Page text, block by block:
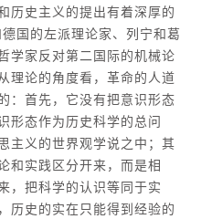
史主义的提出有着深厚的
国的左派理论家、列宁和葛
学家反对第二国际的机械论
理论的角度看，革命的人道
：首先，它没有把意识形态
形态作为历史科学的总问
主义的世界观学说之中；其
和实践区分开来，而是相
，把科学的认识等同于实
历史的实在只能得到经验的